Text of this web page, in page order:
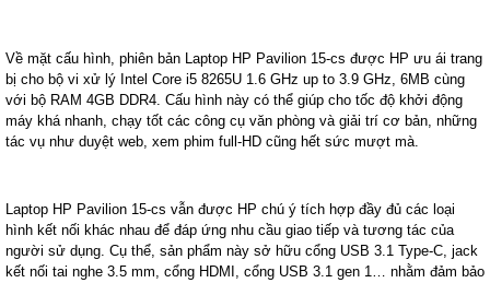
Về mặt cấu hình, phiên bản Laptop HP Pavilion 15-cs được HP ưu ái trang
bị cho bộ vi xử lý Intel Core i5 8265U 1.6 GHz up to 3.9 GHz, 6MB cùng
với bộ RAM 4GB DDR4. Cấu hình này có thể giúp cho tốc độ khởi động
máy khá nhanh, chạy tốt các công cụ văn phòng và giải trí cơ bản, những
tác vụ như duyệt web, xem phim full-HD cũng hết sức mượt mà.
Laptop HP Pavilion 15-cs vẫn được HP chú ý tích hợp đầy đủ các loại
hình kết nối khác nhau để đáp ứng nhu cầu giao tiếp và tương tác của
người sử dụng. Cụ thể, sản phẩm này sở hữu cổng USB 3.1 Type-C, jack
kết nối tai nghe 3.5 mm, cổng HDMI, cổng USB 3.1 gen 1… nhằm đảm bảo